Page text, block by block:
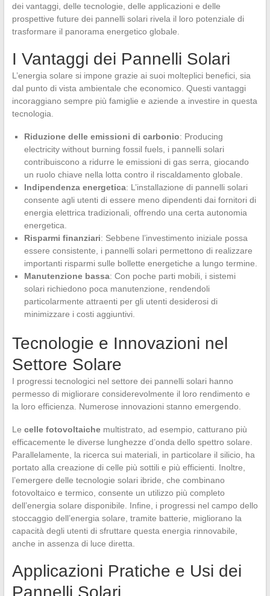
dei vantaggi, delle tecnologie, delle applicazioni e delle
prospettive future dei pannelli solari rivela il loro potenziale di
trasformare il panorama energetico globale.
I Vantaggi dei Pannelli Solari
L’energia solare si impone grazie ai suoi molteplici benefici, sia
dal punto di vista ambientale che economico. Questi vantaggi
incoraggiano sempre più famiglie e aziende a investire in questa
tecnologia.
Riduzione delle emissioni di carbonio: Producing
electricity without burning fossil fuels, i pannelli solari
contribuiscono a ridurre le emissioni di gas serra, giocando
un ruolo chiave nella lotta contro il riscaldamento globale.
Indipendenza energetica: L’installazione di pannelli solari
consente agli utenti di essere meno dipendenti dai fornitori di
energia elettrica tradizionali, offrendo una certa autonomia
energetica.
Risparmi finanziari: Sebbene l’investimento iniziale possa
essere consistente, i pannelli solari permettono di realizzare
importanti risparmi sulle bollette energetiche a lungo termine.
Manutenzione bassa: Con poche parti mobili, i sistemi
solari richiedono poca manutenzione, rendendoli
particolarmente attraenti per gli utenti desiderosi di
minimizzare i costi aggiuntivi.
Tecnologie e Innovazioni nel
Settore Solare
I progressi tecnologici nel settore dei pannelli solari hanno
permesso di migliorare considerevolmente il loro rendimento e
la loro efficienza. Numerose innovazioni stanno emergendo.
Le celle fotovoltaichemultistrato, ad esempio, catturano più
efficacemente le diverse lunghezze d’onda dello spettro solare.
Parallelamente, la ricerca sui materiali, in particolare il silicio, ha
portato alla creazione di celle più sottili e più efficienti. Inoltre,
l’emergere delle tecnologie solari ibride, che combinano
fotovoltaico e termico, consente un utilizzo più completo
dell’energia solare disponibile. Infine, i progressi nel campo dello
stoccaggio dell’energia solare, tramite batterie, migliorano la
capacità degli utenti di sfruttare questa energia rinnovabile,
anche in assenza di luce diretta.
Applicazioni Pratiche e Usi dei
Pannelli Solari